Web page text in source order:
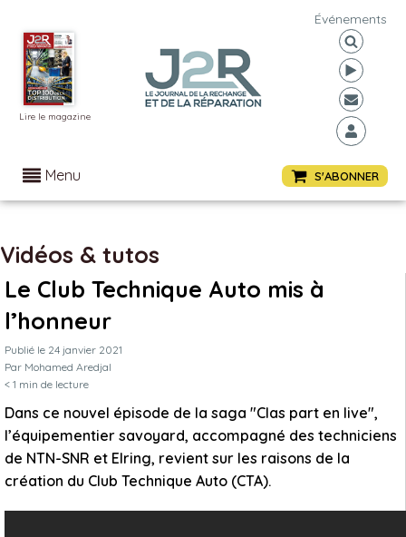
Lire le magazine
Événements
Menu S'ABONNER
Vidéos & tutos
Le Club Technique Auto mis à
l’honneur
Publié le 24 janvier 2021
Par Mohamed Aredjal
< 1 min de lecture
Dans ce nouvel épisode de la saga "Clas part en live",
l’équipementier savoyard, accompagné des techniciens
de NTN-SNR et Elring, revient sur les raisons de la
création du Club Technique Auto (CTA).